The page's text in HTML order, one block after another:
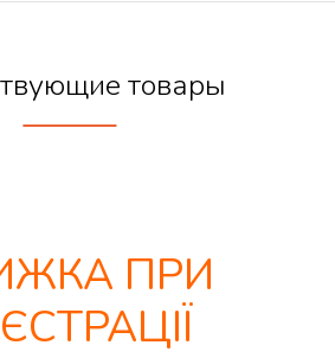
товары
ПРИ